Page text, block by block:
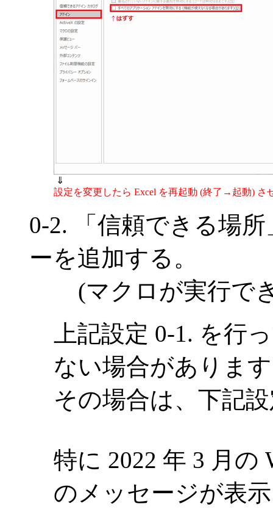
⇓
設定を変更したら Excel を再起動 (終了→起動) さ
0-2. 「信頼できる場
ーを追加する。
(マクロが実行で
上記設定 0-1. を行
ない場合がありま
その場合は、下記
特に 2022 年 3 月の
のメッセージが表